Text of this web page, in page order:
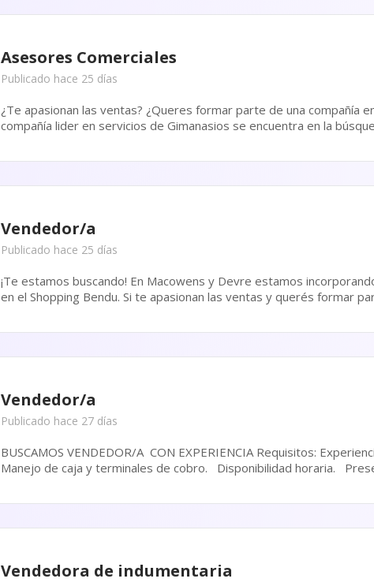
Asesores Comerciales
Publicado hace 25 días
¿Te apasionan las ventas? ¿Queres formar parte de una compañía en continuo
compañía lider en servicios de Gimanasios se encuentra en la
Vendedor/a
Publicado hace 25 días
¡Te estamos buscando! En Macowens y Devre estamos incorporando un/a Vendedor/a para nuestra sucursal ubicada
en el Shopping Bendu. Si te apasionan las ventas y querés formar parte de una empresa líder en indumentaria
Vendedor/a
Publicado hace 27 días
BUSCAMOS VENDEDOR/A CON EXPERIENCIA Requisitos: Experiencia comprobable en el rubro (EXCLUYENTE).
Manejo de
Vendedora de indumentaria